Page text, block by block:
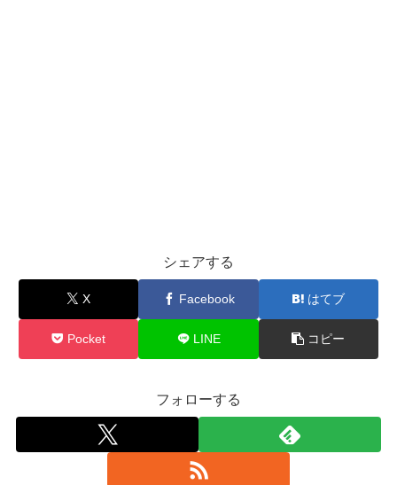
シェアする
X Facebook はてブ
Pocket LINE コピー
フォローする